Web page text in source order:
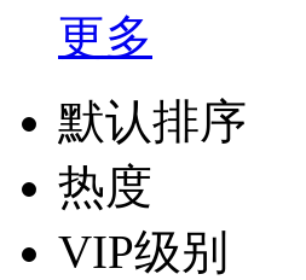
更多
默认排序
热度
VIP级别